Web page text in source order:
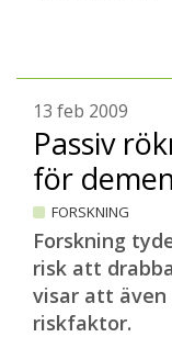
13 feb 2009
Passiv
för
FORSKNING
Forskning
risk att
visar att även
riskfaktor.